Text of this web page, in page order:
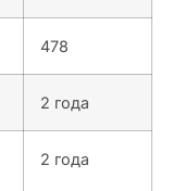
478
2 года
2 года